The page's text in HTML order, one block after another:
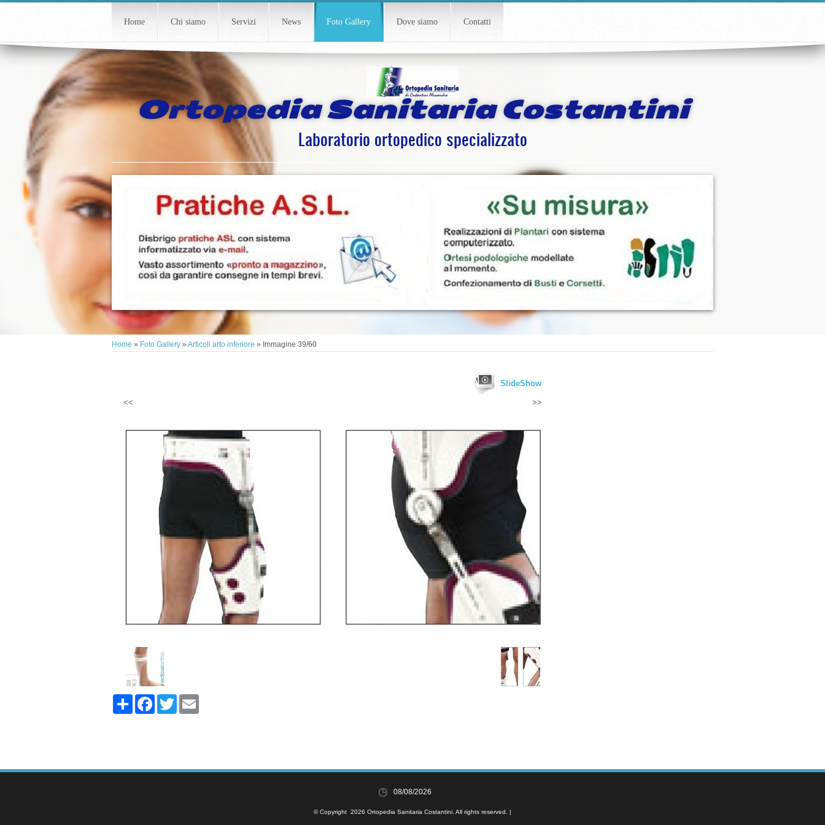
Ortopedia Sanitaria Costantini
Laboratorio ortopedico specializzato
Home Chi siamo Servizi News Foto Gallery Dove siamo Contatti
Home » Foto Gallery » Articoli arto inferiore » Immagine 39/60
SlideShow
<< >>
Share FacebookTwitter
08/08/2026
© Copyright 2026 Ortopedia Sanitaria Costantini. All rights reserved. |